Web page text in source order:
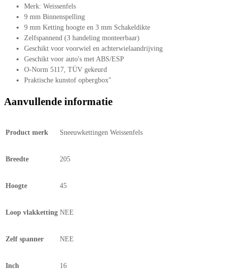
Merk: Weissenfels
9 mm Binnenspelling
9 mm Ketting hoogte en 3 mm Schakeldikte
Zelfspannend (3 handeling monteerbaar)
Geschikt voor voorwiel en achterwielaandrijving
Geschikt voor auto's met ABS/ESP
O-Norm 5117, TÜV gekeurd
Praktische kunstof opbergbox"
Aanvullende informatie
Product merk Sneeuwkettingen Weissenfels
Breedte 205
Hoogte 45
Loop vlakketting NEE
Zelf spanner NEE
Inch 16